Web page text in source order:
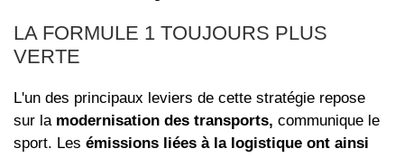
LA FORMULE 1 TOUJOURS PLUS
VERTE
L'un des principaux leviers de cette stratégie repose
sur la modernisation des transports, communique le
sport. Les émissions liées à la logistique ont ainsi